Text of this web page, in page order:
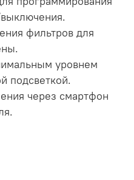
фильтров для
уровнем
подсветкой.
через смартфон